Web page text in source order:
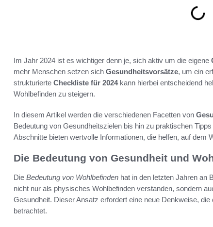
Im Jahr 2024 ist es wichtiger denn je, sich aktiv um die eigene
mehr Menschen setzen sich Gesundheitsvorsätze, um ein
strukturierte Checkliste für 2024kann hierbei entscheidend
Wohlbefinden zu steigern.
In diesem Artikel werden die verschiedenen Facetten von
Bedeutung von Gesundheitszielen bis hin zu praktischen
Abschnitte bieten wertvolle Informationen, die helfen, auf dem
Die Bedeutung von Gesundheit und
Die Bedeutung von Wohlbefinden hat in den letzten Jahren an
nicht nur als physisches Wohlbefinden verstanden, sondern
Gesundheit. Dieser Ansatz erfordert eine neue Denkweise,
betrachtet.